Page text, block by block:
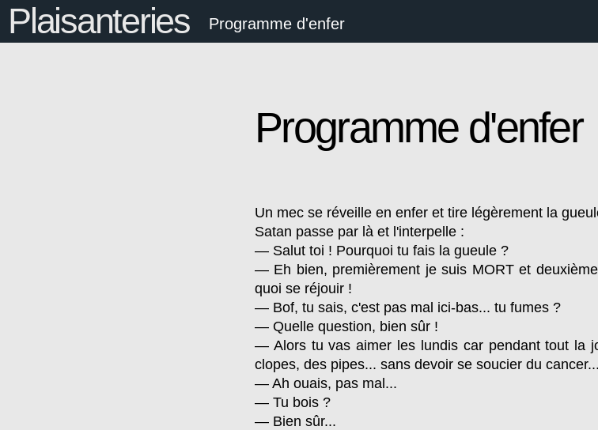
Plaisanteries Programme d'enfer
Programme d'enfer
Un mec se réveille en enfer et tire légèrement la
Satan passe par là et l'interpelle :
— Salut toi ! Pourquoi tu fais la gueule ?
— Eh bien, premièrement je suis MORT et
quoi se réjouir !
— Bof, tu sais, c'est pas mal ici-bas... tu fumes ?
— Quelle question, bien sûr !
— Alors tu vas aimer les lundis car pendant tout la
clopes, des pipes... sans devoir se soucier du
— Ah ouais, pas mal...
— Tu bois ?
— Bien sûr...